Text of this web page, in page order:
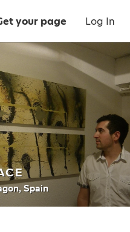
your page Log In
Spain